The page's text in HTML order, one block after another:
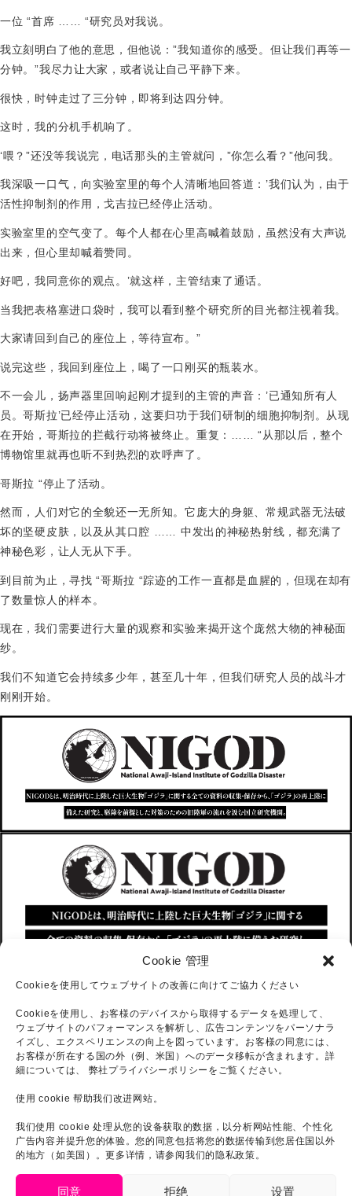
Cookie 管理
Cookieを使用してウェブサイトの改善に向けてご協力ください
Cookieを使用し、お客様のデバイスから取得するデータを処理して、
ウェブサイトのパフォーマンスを解析し、広告コンテンツをパーソナラ
イズし、エクスペリエンスの向上を図っています。お客様の同意には、
お客様が所在する国の外（例、米国）へのデータ移転が含まれます。詳
細については、 弊社プライバシーポリシーをご覧ください。
使用 cookie 帮助我们改进网站。
我们使用 cookie 处理从您的设备获取的数据，以分析网站性能、个性化
广告内容并提升您的体验。您的同意包括将您的数据传输到您居住国以外
的地方（如美国）。更多详情，请参阅我们的隐私政策。
同意 拒绝 设置
一位 “首席 …… “研究员对我说。
我立刻明白了他的意思，但他说：”我知道你的感受。但让我们再等一
分钟。”我尽力让大家，或者说让自己平静下来。
很快，时钟走过了三分钟，即将到达四分钟。
这时，我的分机手机响了。
‘喂？”还没等我说完，电话那头的主管就问，”你怎么看？”他问我。
我深吸一口气，向实验室里的每个人清晰地回答道：’我们认为，由于
活性抑制剂的作用，戈吉拉已经停止活动。
实验室里的空气变了。每个人都在心里高喊着鼓励，虽然没有大声说
出来，但心里却喊着赞同。
好吧，我同意你的观点。’就这样，主管结束了通话。
当我把表格塞进口袋时，我可以看到整个研究所的目光都注视着我。
大家请回到自己的座位上，等待宣布。”
说完这些，我回到座位上，喝了一口刚买的瓶装水。
不一会儿，扬声器里回响起刚才提到的主管的声音：’已通知所有人
员。哥斯拉’已经停止活动，这要归功于我们研制的细胞抑制剂。从现
在开始，哥斯拉的拦截行动将被终止。重复：…… “从那以后，整个
博物馆里就再也听不到热烈的欢呼声了。
哥斯拉 “停止了活动。
然而，人们对它的全貌还一无所知。它庞大的身躯、常规武器无法破
坏的坚硬皮肤，以及从其口腔 …… 中发出的神秘热射线，都充满了
神秘色彩，让人无从下手。
到目前为止，寻找 “哥斯拉 “踪迹的工作一直都是血腥的，但现在却有
了数量惊人的样本。
现在，我们需要进行大量的观察和实验来揭开这个庞然大物的神秘面
纱。
我们不知道它会持续多少年，甚至几十年，但我们研究人员的战斗才
刚刚开始。